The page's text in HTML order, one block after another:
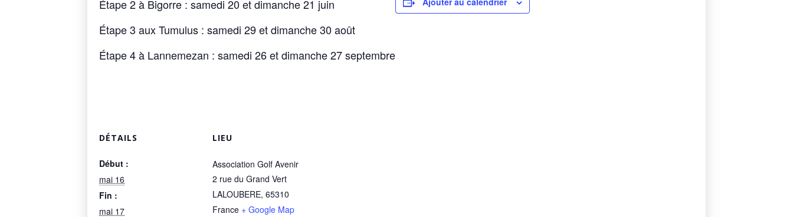
Étape 2 à Bigorre : samedi 20 et dimanche 21 juin
Étape 3 aux Tumulus : samedi 29 et dimanche 30 août
Étape 4 à Lannemezan : samedi 26 et dimanche 27 septembre
DÉTAILS
Début :
mai 16
Fin :
mai 17
LIEU
Association Golf Avenir
2 rue du Grand Vert
LALOUBERE, 65310
France + Google Map